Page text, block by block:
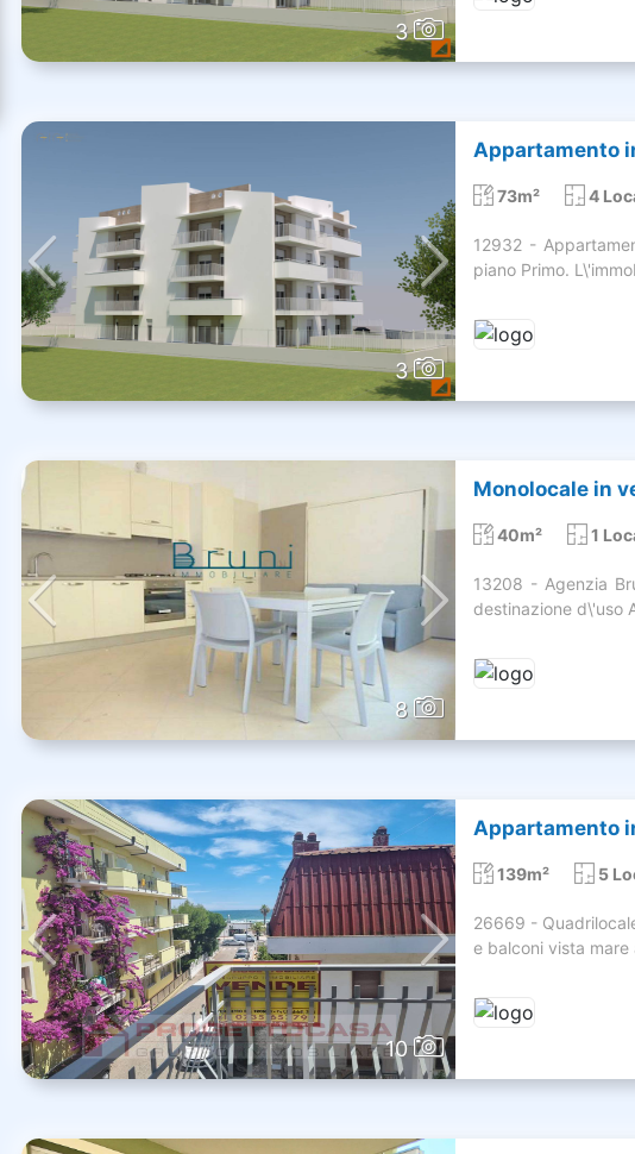
3
3
Appartamento
73m² 4
12932 -
piano Primo.
8
Monolocale in
40m² 1
13208 - Agenzia
destinazione d\'uso
10
Appartamento
139m² 5
26669 -
e balconi vista mare